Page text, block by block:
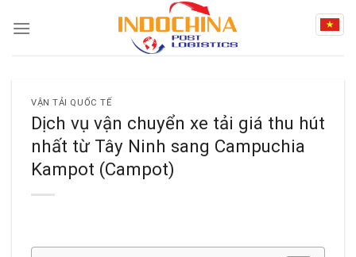
VẬN TẢI QUỐC TẾ
Dịch vụ vận chuyển xe tải giá thu hút
nhất từ Tây Ninh sang Campuchia
Kampot (Campot)